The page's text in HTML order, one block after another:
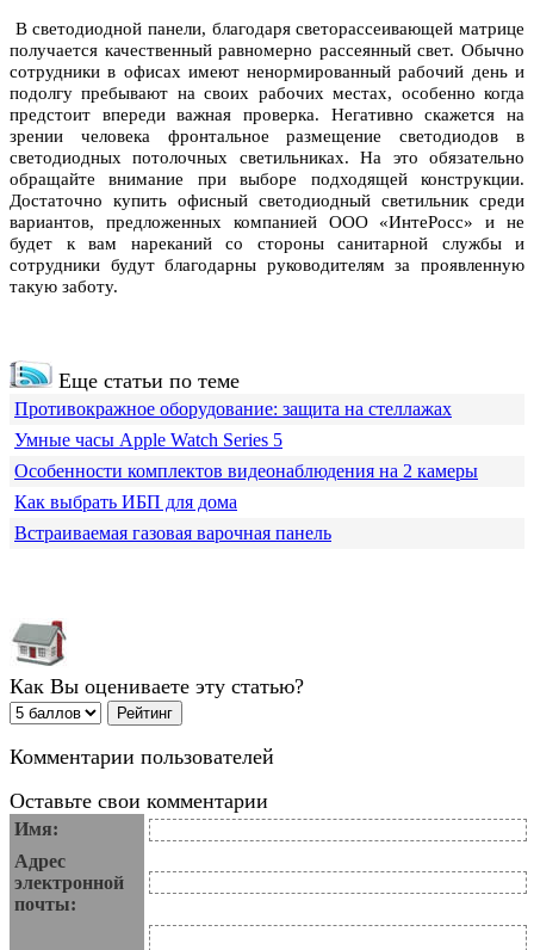
В светодиодной панели, благодаря светорассеивающей матрице
получается качественный равномерно рассеянный свет. Обычно
сотрудники в офисах имеют ненормированный рабочий день и
подолгу пребывают на своих рабочих местах, особенно когда
предстоит впереди важная проверка. Негативно скажется на
зрении человека фронтальное размещение светодиодов в
светодиодных потолочных светильниках. На это обязательно
обращайте внимание при выборе подходящей конструкции.
Достаточно купить офисный светодиодный светильник среди
вариантов, предложенных компанией ООО «ИнтеРосс» и не
будет к вам нареканий со стороны санитарной службы и
сотрудники будут благодарны руководителям за проявленную
такую заботу.
Еще статьи по теме
Противокражное оборудование: защита на стеллажах
Умные часы Apple Watch Series 5
Особенности комплектов видеонаблюдения на 2 камеры
Как выбрать ИБП для дома
Встраиваемая газовая варочная панель
Как Вы оцениваете эту статью?
Комментарии пользователей
Оставьте свои комментарии
Имя:
Адрес
электронной
почты: